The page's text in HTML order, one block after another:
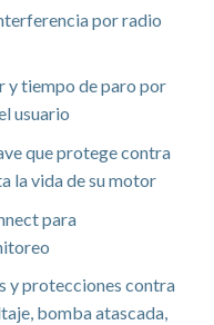
por radio
y tiempo de paro por
usuario
que protege contra
la vida de su motor
para
y protecciones contra
bomba atascada,